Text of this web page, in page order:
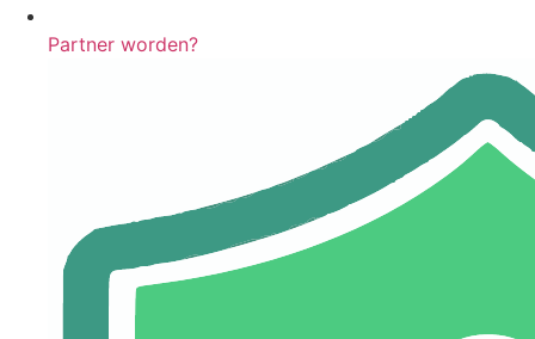
Partner worden?